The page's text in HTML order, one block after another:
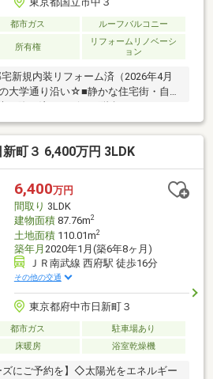
都市ガス ルーフバルコニー
所有権
リフォームリノベーシ
ョン
新規内装リフォーム済（2026年4月
大学通り沿い☆■静かな住宅街・自然
ルトインガレージ付き※管理費：月額
デン国立共有他持分有（雑種地4.74
㎡[持分]200/3500）【2026年4月14
ーム詳細はお問い合わせください
下さい！お問い合わせは⇒0120-880-
町３ 6,400万円 3LDK
6,400万円
間取り 3LDK
建物面積87.76m2
土地面積110.01m2
築年月 2020年1月(築6年8ヶ月)
ＪＲ南武線 西府駅 徒歩16分
その他の交通
東京都府中市日新町３
都市ガス
駐車場あり
床暖房 浴室乾燥機
ズにご予約を】◇太陽光をエネルギー